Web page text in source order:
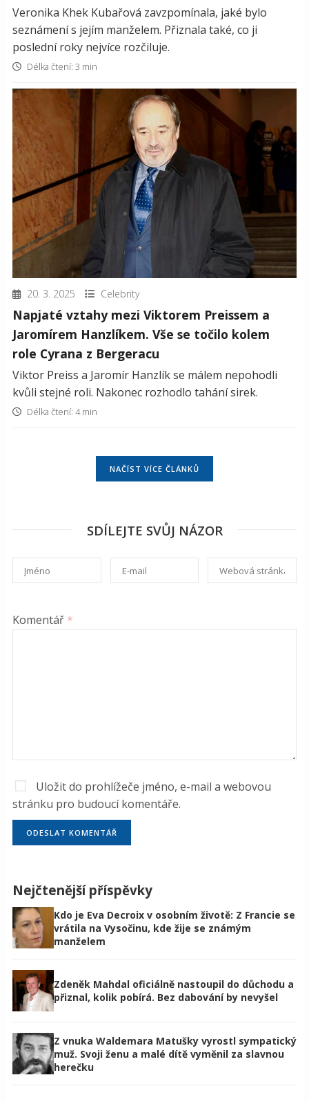
Veronika Khek Kubařová zavzpomínala, jaké bylo
seznámení s jejím manželem. Přiznala také, co ji
poslední roky nejvíce rozčiluje.
Délka čtení: 3 min
20. 3. 2025 Celebrity
Napjaté vztahy mezi Viktorem Preissem a
Jaromírem Hanzlíkem. Vše se točilo kolem
role Cyrana z Bergeracu
Viktor Preiss a Jaromír Hanzlík se málem nepohodli
kvůli stejné roli. Nakonec rozhodlo tahání sirek.
Délka čtení: 4 min
NAČÍST VÍCE ČLÁNKŮ
SDÍLEJTE SVŮJ NÁZOR
Komentář *
Uložit do prohlížeče jméno, e-mail a webovou
stránku pro budoucí komentáře.
Nejčtenější příspěvky
Kdo je Eva Decroix v osobním životě: Z Francie se
vrátila na Vysočinu, kde žije se známým
manželem
Zdeněk Mahdal oficiálně nastoupil do důchodu a
přiznal, kolik pobírá. Bez dabování by nevyšel
Z vnuka Waldemara Matušky vyrostl sympatický
muž. Svoji ženu a malé dítě vyměnil za slavnou
herečku